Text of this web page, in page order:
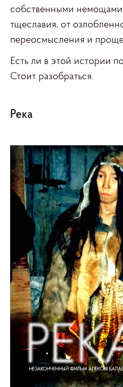
собственными немощами
тщеславия, от
переосмысления и
Есть ли в этой истории
Стоит разобраться.
Река